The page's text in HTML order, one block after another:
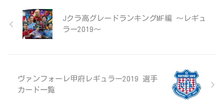
Jクラ高グレードランキングMF編 ～レギュ
ラー2019～
ヴァンフォーレ甲府レギュラー2019 選手
カード一覧